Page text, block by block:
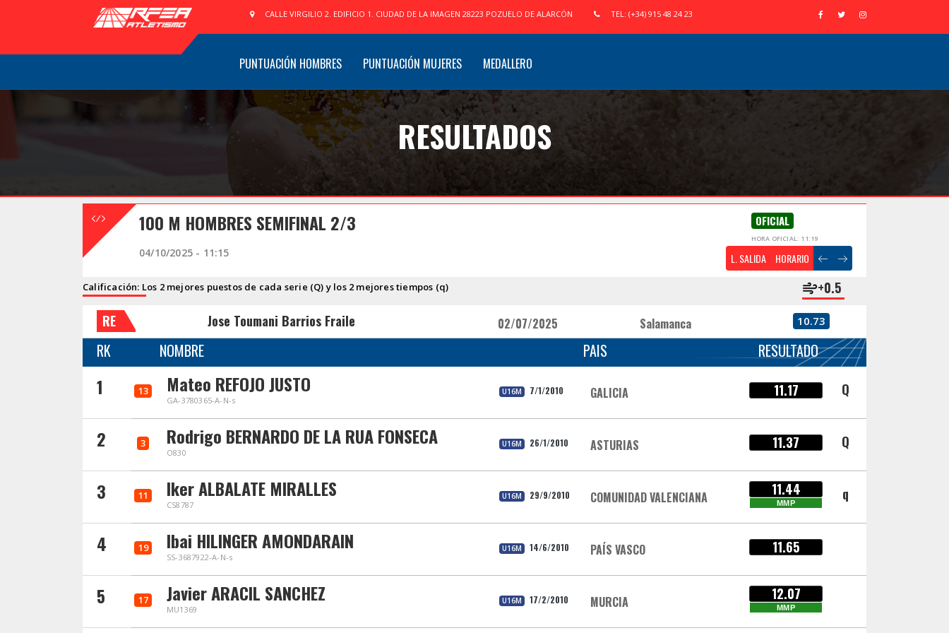
CALLE VIRGILIO 2. EDIFICIO 1. CIUDAD DE LA IMAGEN 28223 POZUELO DE ALARCÓN TEL: (+34) 915 48 24 23
PUNTUACIÓN HOMBRES PUNTUACIÓN MUJERES MEDALLERO
RESULTADOS
100 M HOMBRES SEMIFINAL 2/3 OFICIAL
HORA OFICIAL: 11:19
04/10/2025 - 11:15 L. SALIDA HORARIO
Calificación: Los 2 mejores puestos de cada serie (Q) y los 2 mejores tiempos (q)
+0.5
RE
Jose Toumani Barrios Fraile 02/07/2025 Salamanca 10.73
RK NOMBRE PAIS RESULTADO
1 13 Mateo REFOJO JUSTO
GA-3780365-A-N-s
U16M 7/1/2010 GALICIA 11.17 Q
2 3 Rodrigo BERNARDO DE LA RUA FONSECA
O830
U16M 26/1/2010 ASTURIAS 11.37 Q
3 11 Iker ALBALATE MIRALLES
CS8787
U16M 29/9/2010 COMUNIDAD VALENCIANA 11.44
MMP q
4 19 Ibai HILINGER AMONDARAIN
SS-3687922-A-N-s
U16M 14/6/2010 PAÍS VASCO 11.65
5 17 Javier ARACIL SANCHEZ
MU1369
U16M 17/2/2010 MURCIA 12.07
MMP